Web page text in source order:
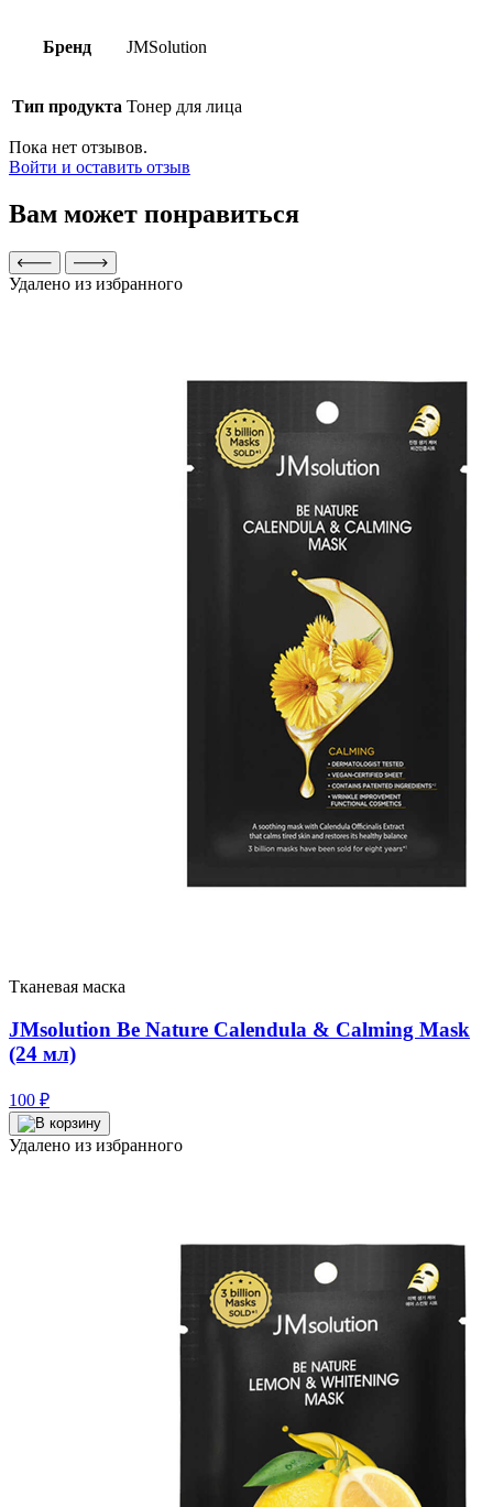
Бренд JMSolution
Тип продукта Тонер для лица
Пока нет отзывов.
Войти и оставить отзыв
Вам может понравиться
Удалено из избранного
Тканевая маска
JMsolution Be Nature Calendula & Calming Mask
(24 мл)
100 ₽
Удалено из избранного